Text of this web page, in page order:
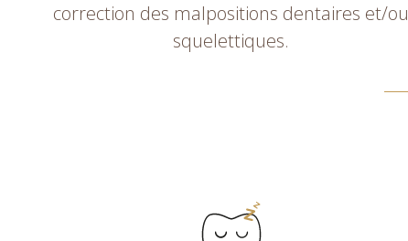
correction des malpositions dentaires et/ou
squelettiques.